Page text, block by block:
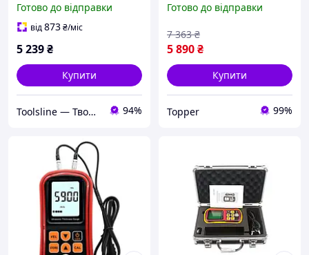
BENETECH GM100X
Готово до відправки
від873₴/міс
5 239₴
Купити
Toolsline — Твоя лінія інструменту 94%
Готово до відправки
5 890₴
7 363 ₴
Купити
Topper 99%